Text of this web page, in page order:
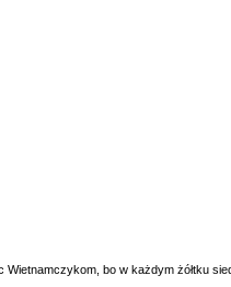
bo w każdym żółtku